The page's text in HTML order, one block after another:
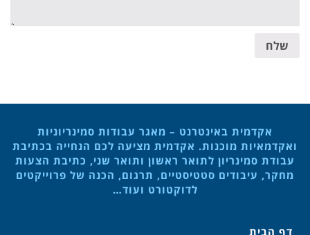
שלח
אקדמית באינטרנט – מאגר עבודות סמינריוניות
ואקדמאיות מוכנות. אקדמית מציעה לכם הנחייה בכתיבת
עבודת סמינריון לתואר ראשון ותואר שני, כתיבת הצעות
מחקר, עיבודים סטטיסטיים, תרגום, הכנה של פרוייקטים
לדוקטורט ועוד…
דף הבית